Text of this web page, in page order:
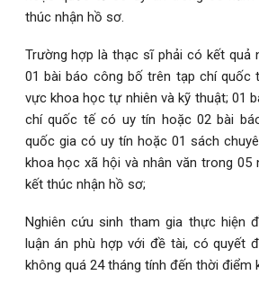
thúc nhận hồ sơ.
Trường hợp là thạc sĩ phải có kết quả
01 bài báo công bố trên tạp chí quốc
vực khoa học tự nhiên và kỹ thuật; 01
chí quốc tế có uy tín hoặc 02 bài
quốc gia có uy tín hoặc 01 sách
khoa học xã hội và nhân văn trong 05
kết thúc nhận hồ sơ;
Nghiên cứu sinh tham gia thực hiện
luận án phù hợp với đề tài, có quyết
không quá 24 tháng tính đến thời điểm